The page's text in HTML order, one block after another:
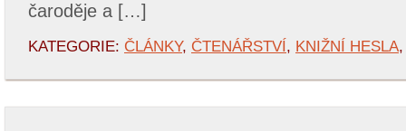
čaroděje a […]
KATEGORIE: ČLÁNKY, ČTENÁŘSTVÍ, KNIŽNÍ HESLA